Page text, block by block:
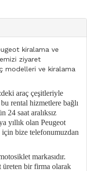
kiralama ve
ziyaret
modelleri ve kiralama
araç çeşitleriyle
rental hizmetlere bağlı
24 saat aralıksız
yıllık olan Peugeot
bize telefonumuzdan
markasıdır.
üreten bir firma olarak